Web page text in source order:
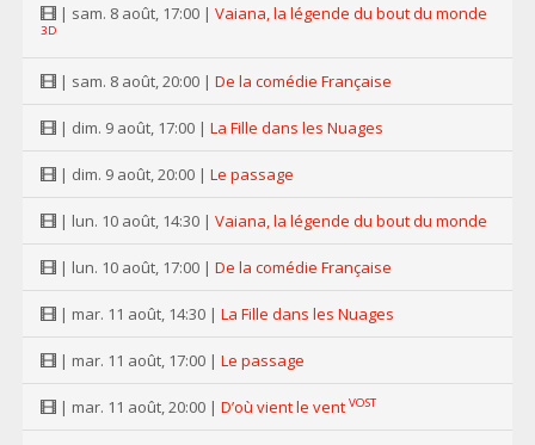
| sam. 8 août, 17:00 | Vaiana, la légende du bout du monde
3D
| sam. 8 août, 20:00 | De la comédie Française
| dim. 9 août, 17:00 | La Fille dans les Nuages
| dim. 9 août, 20:00 | Le passage
| lun. 10 août, 14:30 | Vaiana, la légende du bout du monde
| lun. 10 août, 17:00 | De la comédie Française
| mar. 11 août, 14:30 | La Fille dans les Nuages
| mar. 11 août, 17:00 | Le passage
| mar. 11 août, 20:00 | D’où vient le vent VOST